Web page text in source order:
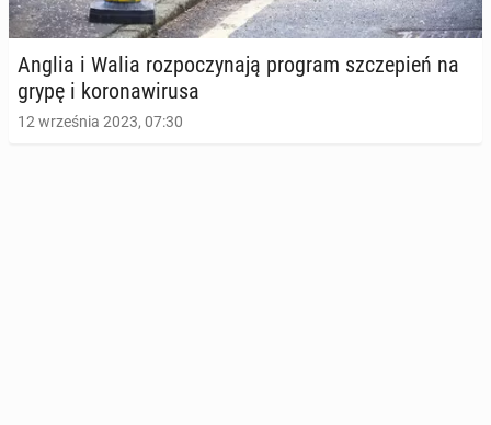
Anglia i Walia roz­po­czy­na­ją program szcze­pień na
grypę i ko­ro­na­wi­ru­sa
12 września 2023, 07:30